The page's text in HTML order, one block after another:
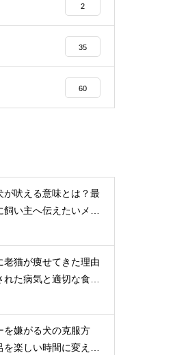
2
35
60
が吠える意味とは？最
飼い主へ伝えたいメッ
老猫が痩せてきた理由
れた病気と適切な食事
を嫌がる犬の克服方
を楽しい時間に変える